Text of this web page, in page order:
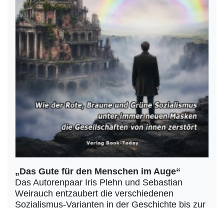
„Das Gute für den Menschen im Auge“
Das Autorenpaar Iris Plehn und Sebastian
Weirauch entzaubert die verschiedenen
Sozialismus-Varianten in der Geschichte bis zur